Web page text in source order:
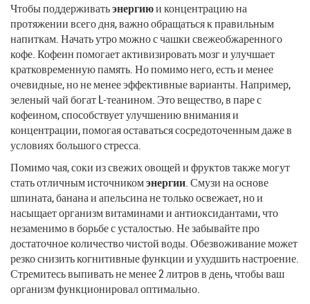
Чтобы поддерживатьэнергиюи концентрацию на
протяжении всего дня, важно обращаться к правильным
напиткам. Начать утро можно с чашки свежеобжаренного
кофе. Кофеин помогает активизировать мозг и улучшает
кратковременную память. Но помимо него, есть и менее
очевидные, но не менее эффективные варианты. Например,
зеленый чай богат L-теанином. Это вещество, в паре с
кофеином, способствует улучшению внимания и
концентрации, помогая оставаться сосредоточенным даже в
условиях большого стресса.
Помимо чая, соки из свежих овощей и фруктов также могут
стать отличным источникомэнергии. Смузи на основе
шпината, банана и апельсина не только освежает, но и
насыщает организм витаминами и антиоксидантами, что
незаменимо в борьбе с усталостью. Не забывайте про
достаточное количество чистой воды. Обезвоживание может
резко снизить когнитивные функции и ухудшить настроение.
Стремитесь выпивать не менее 2 литров в день, чтобы ваш
организм функционировал оптимально.